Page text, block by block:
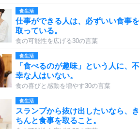
食生活
仕事ができる人は、必ずいい食事を
取っている。
食の可能性を広げる30の言葉
食生活
「食べるのが趣味」という人に、不
幸な人はいない。
食の喜びと感動を増やす30の言葉
食生活
スランプから抜け出したいなら、き
ちんと食事を取ること。